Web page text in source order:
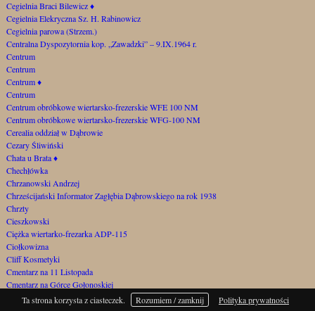
Cegielnia Braci Bilewicz♦
Cegielnia Elekryczna Sz. H. Rabinowicz
Cegielnia parowa (Strzem.)
Centralna Dyspozytornia kop. „Zawadzki” – 9.IX.1964 r.
Centrum
Centrum
Centrum♦
Centrum
Centrum obróbkowe wiertarsko-frezerskie WFE 100 NM
Centrum obróbkowe wiertarsko-frezerskie WFG-100 NM
Cerealia oddział w Dąbrowie
Cezary Śliwiński
Chata u Brata♦
Chechłówka
Chrzanowski Andrzej
Chrześcijański Informator Zagłębia Dąbrowskiego na rok 1938
Chrzty
Cieszkowski
Ciężka wiertarko-frezarka ADP-115
Ciołkowizna
Cliff Kosmetyki
Cmentarz na 11 Listopada
Cmentarz na Górce Gołonoskiej
Cmentarz samobójców za Szygarką
Ta strona korzysta z ciasteczek. Rozumiem / zamknij Polityka prywatności